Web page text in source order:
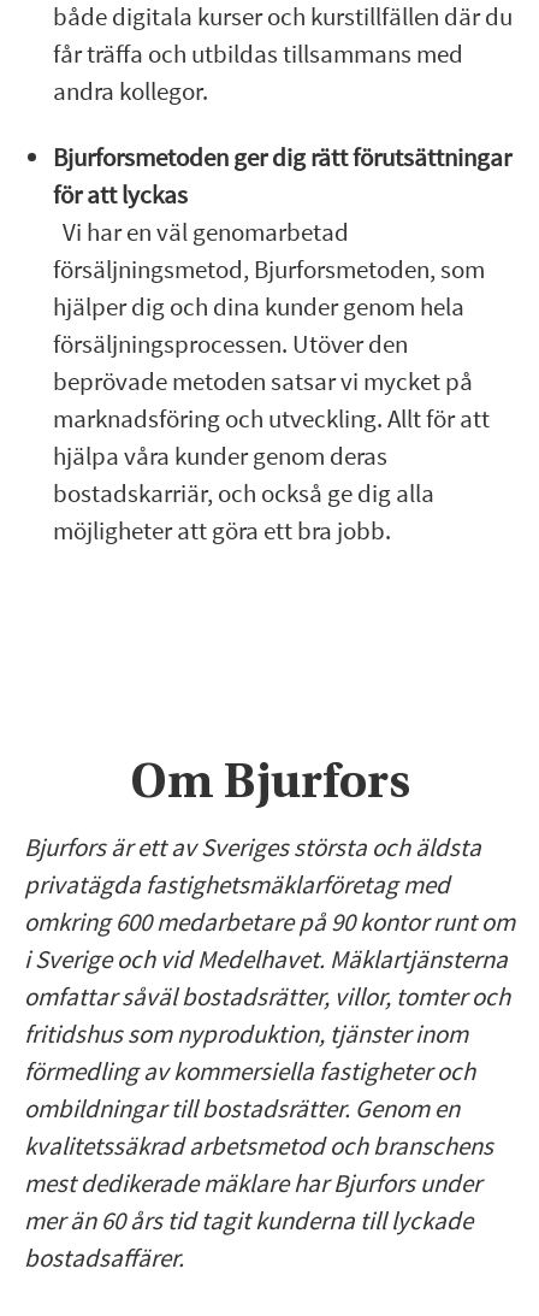
både digitala kurser och kurstillfällen där du
får träffa och utbildas tillsammans med
andra kollegor.
Bjurforsmetoden ger dig rätt förutsättningar
för att lyckas
Vi har en väl genomarbetad
försäljningsmetod, Bjurforsmetoden, som
hjälper dig och dina kunder genom hela
försäljningsprocessen. Utöver den
beprövade metoden satsar vi mycket på
marknadsföring och utveckling. Allt för att
hjälpa våra kunder genom deras
bostadskarriär, och också ge dig alla
möjligheter att göra ett bra jobb.
Om Bjurfors
Bjurfors är ett av Sveriges största och äldsta
privatägda fastighetsmäklarföretag med
omkring 600 medarbetare på 90 kontor runt om
i Sverige och vid Medelhavet. Mäklartjänsterna
omfattar såväl bostadsrätter, villor, tomter och
fritidshus som nyproduktion, tjänster inom
förmedling av kommersiella fastigheter och
ombildningar till bostadsrätter. Genom en
kvalitetssäkrad arbetsmetod och branschens
mest dedikerade mäklare har Bjurfors under
mer än 60 års tid tagit kunderna till lyckade
bostadsaffärer.